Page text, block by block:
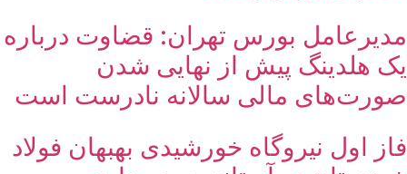
مدیرعامل بورس تهران: قضاوت درباره
یک هلدینگ پیش از نهایی شدن
صورت‌های مالی سالانه نادرست است
فاز اول نیروگاه خورشیدی بهبهان فولاد